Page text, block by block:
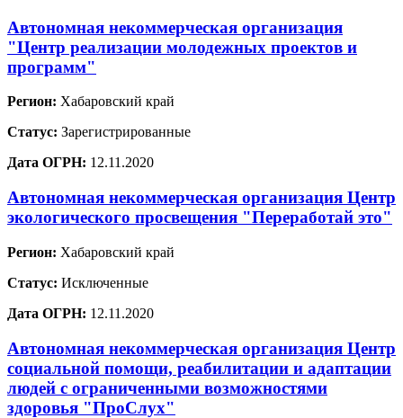
Автономная некоммерческая организация
"Центр реализации молодежных проектов и
программ"
Регион: Хабаровский край
Статус: Зарегистрированные
Дата ОГРН: 12.11.2020
Автономная некоммерческая организация Центр
экологического просвещения "Переработай это"
Регион: Хабаровский край
Статус: Исключенные
Дата ОГРН: 12.11.2020
Автономная некоммерческая организация Центр
социальной помощи, реабилитации и адаптации
людей с ограниченными возможностями
здоровья "ПроСлух"